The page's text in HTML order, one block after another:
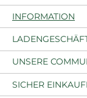
INFORMATION
UNSERE
SICHER